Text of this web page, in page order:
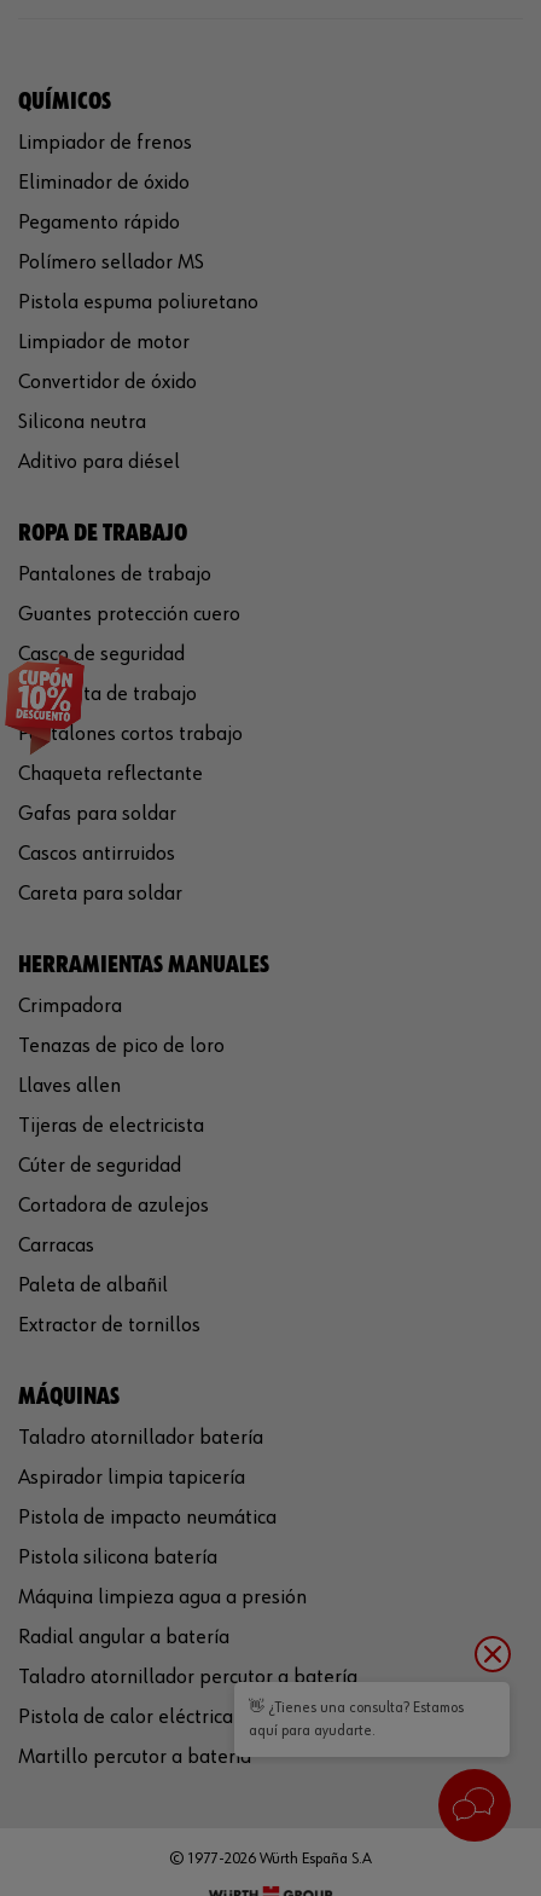
QUÍMICOS
Limpiador de frenos
Eliminador de óxido
Pegamento rápido
Polímero sellador MS
Pistola espuma poliuretano
Limpiador de motor
Convertidor de óxido
Silicona neutra
Aditivo para diésel
ROPA DE TRABAJO
Pantalones de trabajo
Guantes protección cuero
Casco de seguridad
Chaqueta de trabajo
Pantalones cortos trabajo
Chaqueta reflectante
Gafas para soldar
Cascos antirruidos
Careta para soldar
HERRAMIENTAS MANUALES
Crimpadora
Tenazas de pico de loro
Llaves allen
Tijeras de electricista
Cúter de seguridad
Cortadora de azulejos
Carracas
Paleta de albañil
Extractor de tornillos
MÁQUINAS
Taladro atornillador batería
Aspirador limpia tapicería
Pistola de impacto neumática
Pistola silicona batería
Máquina limpieza agua a presión
Radial angular a batería
Taladro atornillador percutor a batería
Pistola de calor eléctrica
Martillo percutor a batería
© 1977-2026 Würth España S.A
👋 ¿Tienes una consulta? Estamos
aquí para ayudarte.